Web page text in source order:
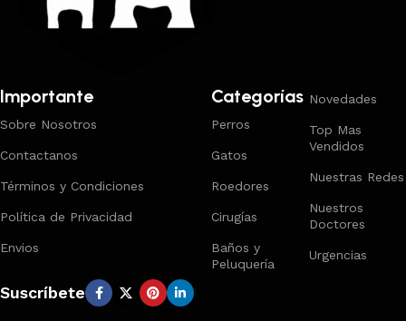
Importante
Sobre Nosotros
Contactanos
Términos y Condiciones
Política de Privacidad
Envios
Categorías
Perros
Gatos
Roedores
Cirugías
Baños y
Peluquería
Novedades
Top Mas
Vendidos
Nuestras Redes
Nuestros
Doctores
Urgencias
Suscríbete